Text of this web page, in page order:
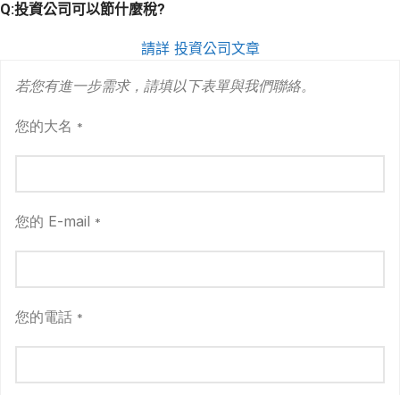
Q:投資公司可以節什麼稅?
請詳 投資公司文章
若您有進一步需求，請填以下表單與我們聯絡。
您的大名 *
您的 E-mail *
您的電話 *